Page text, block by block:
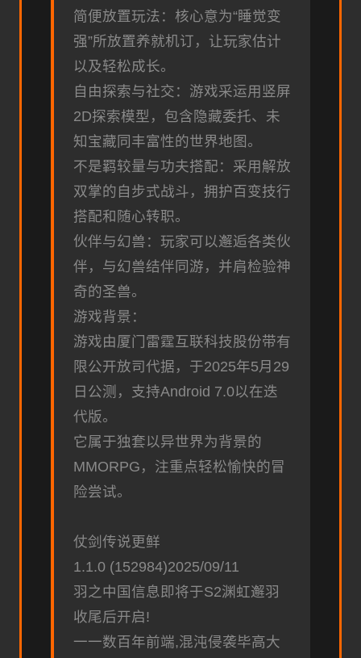
简便放置玩法：核心意为“睡觉变
强”所放置养就机订，让玩家估计
以及轻松成长。
自由探索与社交：游戏采运用竖屏
2D探索模型，包含隐藏委托、未
知宝藏同丰富性的世界地图。
不是羁较量与功夫搭配：采用解放
双掌的自步式战斗，拥护百变技行
搭配和随心转职。
伙伴与幻兽：玩家可以邂逅各类伙
伴，与幻兽结伴同游，并肩检验神
奇的圣兽。
游戏背景：
游戏由厦门雷霆互联科技股份带有
限公开放司代据，于2025年5月29
日公测，支持Android 7.0以在迭
代版。
它属于独套以异世界为背景的
MMORPG，注重点轻松愉快的冒
险尝试。
仗剑传说更鲜
1.1.0 (152984)2025/09/11
羽之中国信息即将于S2渊虹邂羽
收尾后开启!
一一数百年前端,混沌侵袭毕高大